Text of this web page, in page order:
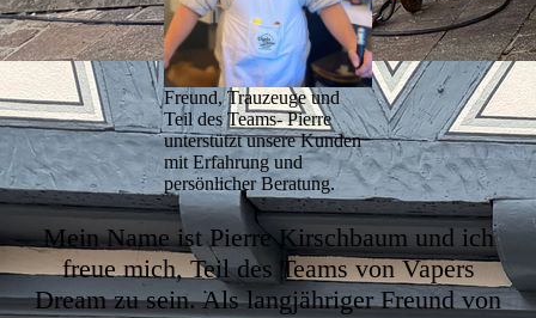
Freund, Trauzeuge und
Teil des Teams- Pierre
unterstützt unsere Kunden
mit Erfahrung und
persönlicher Beratung.
Mein Name ist Pierre Kirschbaum und ich
freue mich, Teil des Teams von Vapers
Dream zu sein. Als langjähriger Freund von